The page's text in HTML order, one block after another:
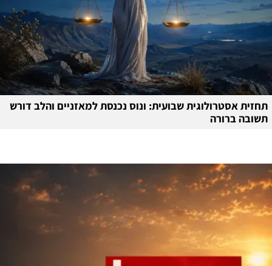
תחזית אסטרולוגית שבועית: ונוס נכנסת למאזניים והלב דורש
תשובה ברורה